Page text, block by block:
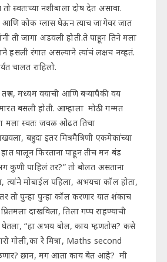
स्वतःच्या नशीबाला दोष देत असावा.
कोक ग्लास घेऊन त्याच जागेवर जात
ती जागा अडवली होती.ते पाहून तिने मला
हसली रंगात असल्याने त्यांचं लक्षच नव्हतं.
चालत राहिलो.
तरुण, मध्यम वयाची आणि बऱ्यापैकी वय
बसली होती. आम्हाला मोठी गम्मत
मला स्वतः जवळ ओढत तिचा
बहुदा इतर मित्रमैत्रिणी एकमेकांच्या
घालून फिरताना पाहून तीच मन बंड
कुणी पाहिलं तर?” तो बोलत असताना
त्यांने मोबाईल पहिला, अभयचा कॉल होता,
तो पुन्हा पुन्हा कॉल करणार यात शंकाच
दाखविला, तिला गप्प राहण्याची
“हा अभय बोल, काय म्हणतोस? कसे
गोली,का रे मित्रा, Maths second
छान, मग आता काय बेत आहे? मी